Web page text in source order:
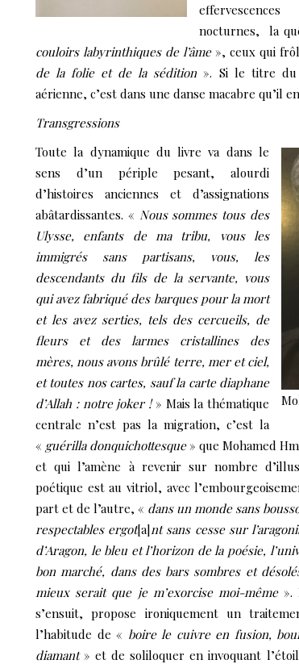
nocturnes, la
couloirs labyrinthiques de l’âme», ceux qui
de la folie et de la sédition ». Si le titre du
aérienne, c’est dans une danse macabre qu’il
Transgressions
Toute la dynamique du livre va dans le
sens d’un périple pesant, alourdi
d’histoires anciennes et d’assignations
abâtardissantes. « Nous sommes tous des
Ulysse, enfants de ma tribu, vous les
immigrés sans partisans, vous, les
descendants du fils de la servante, vous
qui avez fabriqué des barques pour la mort
et les avez serties, tels des cercueils, de
fleurs et des larmes cristallines des
mères, nous avons brûlé terre, mer et ciel,
et toutes nos cartes, sauf la carte diaphane
d’Allah : notre joker !» Mais la thématique
centrale n’est pas la migration, c’est la
« guérilla donquichottesque» que Mohamed
et qui l’amène à revenir sur nombre
poétique est au vitriol, avec
part et de l’autre, « dans un monde sans
respectables ergot[a]nt sans cesse sur
d’Aragon, le bleu et l’horizon de la poésie,
bon marché, dans des bars sombres et
mieux serait que je m’exorcise moi-même».
s’ensuit, propose ironiquement un
l’habitude de « boire le cuivre en fusion,
diamant» et de soliloquer en invoquant